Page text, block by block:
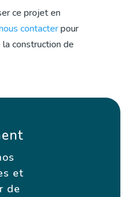
ce projet en
contacterpour
construction de
et
de